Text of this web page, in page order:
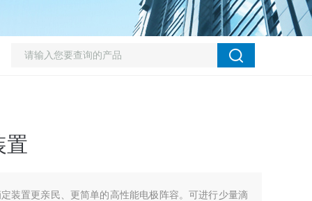
置
装置更亲民、更简单的高性能电极阵容。可进行少量滴